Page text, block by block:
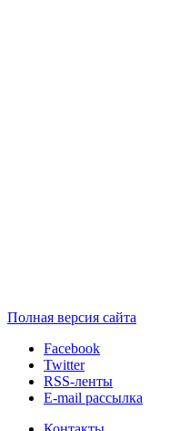
Полная версия сайта
Facebook
Twitter
RSS-ленты
E-mail рассылка